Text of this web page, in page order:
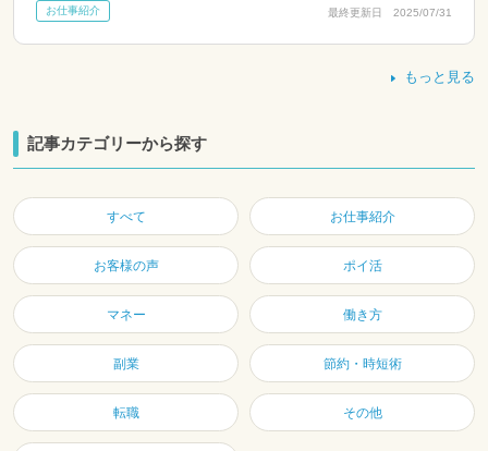
お仕事紹介 最終更新日 2025/07/31
もっと見る
記事カテゴリーから探す
すべて お仕事紹介
お客様の声 ポイ活
マネー 働き方
副業 節約・時短術
転職 その他